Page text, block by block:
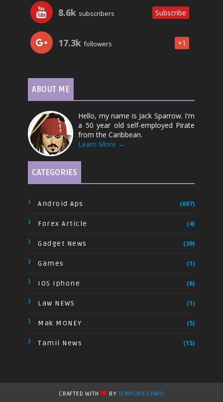
8.6k subscribers Subscribe
17.3k followers +1
ABOUT ME
Hello, my name is Jack Sparrow. I'm
a 50 year old self-employed Pirate
from the Caribbean.
Learn More →
CATEGORIES
Android Aps (697)
Forex Article (4)
Gadget News (39)
Games (1)
IOS Iphone (6)
Law NEWS (1)
Mak MONEY (5)
Tamil News (15)
CRAFTED WITH BYTEMPLATESYARD